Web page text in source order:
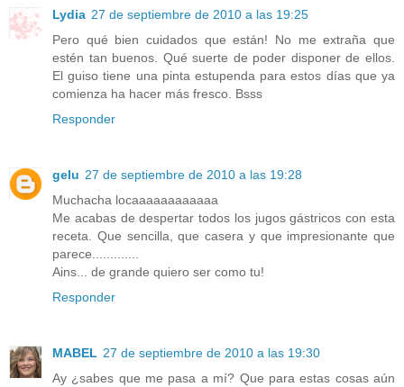
Lydia 27 de septiembre de 2010 a las 19:25
Pero qué bien cuidados que están! No me extraña que
estén tan buenos. Qué suerte de poder disponer de ellos.
El guiso tiene una pinta estupenda para estos días que ya
comienza ha hacer más fresco. Bsss
Responder
gelu 27 de septiembre de 2010 a las 19:28
Muchacha locaaaaaaaaaaaa
Me acabas de despertar todos los jugos gástricos con esta
receta. Que sencilla, que casera y que impresionante que
parece.............
Ains... de grande quiero ser como tu!
Responder
MABEL 27 de septiembre de 2010 a las 19:30
Ay ¿sabes que me pasa a mí? Que para estas cosas aún